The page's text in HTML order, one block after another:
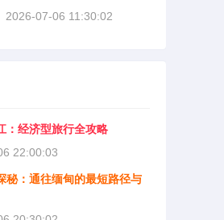
2026-07-06 11:30:02
：经济型旅行全攻略
22:00:03
秘：通往缅甸的最短路径与